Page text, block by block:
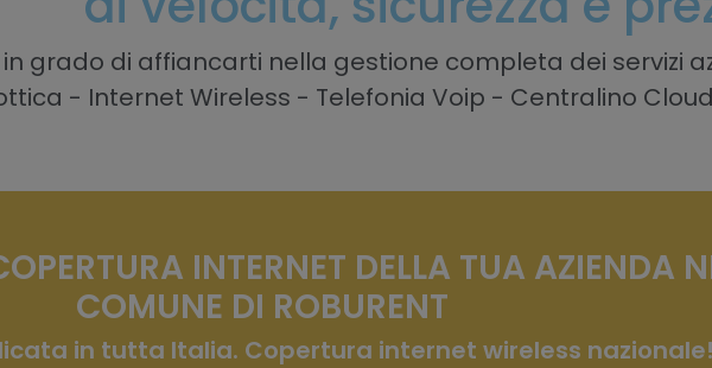
grado di affiancarti nella gestione completa dei servizi
- Internet Wireless - Telefonia Voip - Centralino
INTERNET DELLA TUA AZIENDA
COMUNE DI ROBURENT
in tutta Italia. Copertura internet wireless nazionale!